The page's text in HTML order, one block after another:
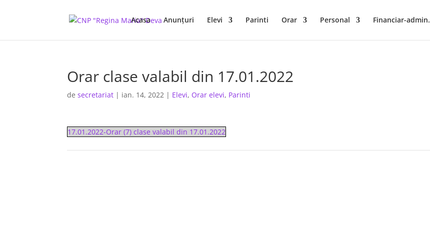
Acasa Anunţuri Elevi Parinti Orar Personal Financiar-admin.
Orar clase valabil din 17.01.2022
desecretariat | ian. 14, 2022 | Elevi, Orar elevi, Parinti
17.01.2022-Orar (7) clase valabil din 17.01.2022